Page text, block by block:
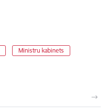
Ministru kabinets